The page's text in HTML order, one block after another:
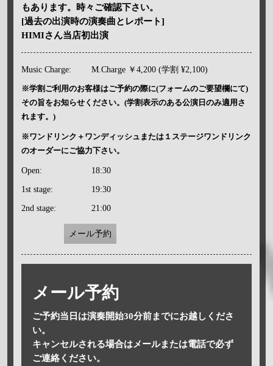
もあります。時々ご確認下さい。
[過去の出演時の演奏曲とレポート]
HIMIさん当店初出演
Music Charge: M.Charge ￥4,200 (学割 ¥2,100)
※学割ご利用のお客様はご予約の際に(フォームのご要望欄にて)
その旨をお知らせください。(学割表示のある公演日のみ適用さ
れます。)
※ワンドリンク＋ワンディッシュまたは１ステージワンドリンク
のオーダーにご協力下さい。
Open: 18:30
1st stage: 19:30
2nd stage: 21:00
メール予約
メール予約
ご予約当日は演奏開始30分前までにお越しくださ
い。
キャンセルされる場合はメールまたは電話で必ず
ご連絡ください。